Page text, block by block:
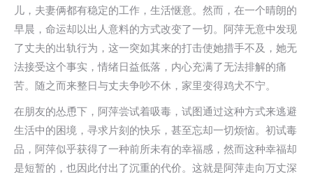
儿，夫妻俩都有稳定的工作，生活惬意。然而，在一个晴朗的
早晨，命运却以出人意料的方式改变了一切。阿萍无意中发现
了丈夫的出轨行为，这一突如其来的打击使她措手不及，她无
法接受这个事实，情绪日益低落，内心充满了无法排解的痛
苦。随之而来整日与丈夫争吵不休，家里变得鸡犬不宁。
在朋友的怂恿下，阿萍尝试着吸毒，试图通过这种方式来逃避
生活中的困境，寻求片刻的快乐，甚至忘却一切烦恼。初试毒
品，阿萍似乎获得了一种前所未有的幸福感，然而这种幸福却
是短暂的，也因此付出了沉重的代价。这就是阿萍走向万丈深